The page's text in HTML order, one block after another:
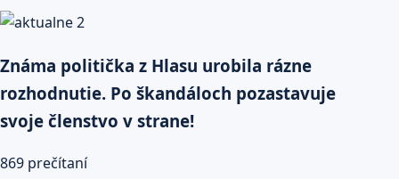
Známa politička z Hlasu urobila rázne
rozhodnutie. Po škandáloch pozastavuje
svoje členstvo v strane!
869 prečítaní